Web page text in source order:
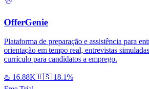
OfferGenie
Plataforma de preparação e assistência para
orientação em tempo real, entrevistas
currículo para candidatos a emprego.
♨️ 16.88K🇺🇸 18.1%